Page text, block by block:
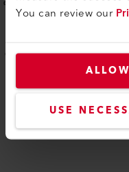
You can review our
USE